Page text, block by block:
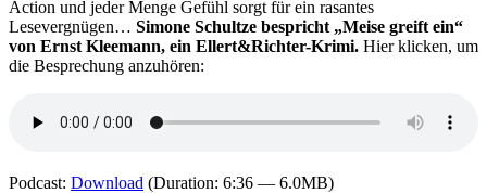
Action und jeder Menge Gefühl sorgt für ein rasantes
Lesevergnügen… Simone Schultze bespricht „Meise greift ein“
von Ernst Kleemann, ein Ellert&Richter-Krimi. Hier klicken, um
die Besprechung anzuhören:
Podcast: Download (Duration: 6:36 — 6.0MB)